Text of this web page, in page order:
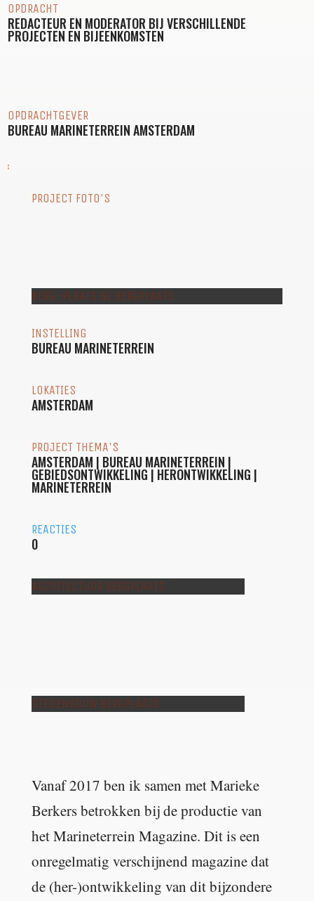
OPDRACHT
REDACTEUR EN MODERATOR BIJ VERSCHILLENDE
PROJECTEN EN BIJEENKOMSTEN
OPDRACHTGEVER
BUREAU MARINETERREIN AMSTERDAM
PROJECT FOTO'S
BERG-PLAATS.NL BERGPLAATS
INSTELLING
BUREAU MARINETERREIN
LOKATIES
AMSTERDAM
PROJECT THEMA'S
AMSTERDAM | BUREAU MARINETERREIN |
GEBIEDSONTWIKKELING | HERONTWIKKELING |
MARINETERREIN
REACTIES
0
ARCHITECTUUR BERGPLAATS
STEDENBOUW BERGPLAATS
Vanaf 2017 ben ik samen met Marieke
Berkers betrokken bij de productie van
het Marineterrein Magazine. Dit is een
onregelmatig verschijnend magazine dat
de (her-)ontwikkeling van dit bijzondere